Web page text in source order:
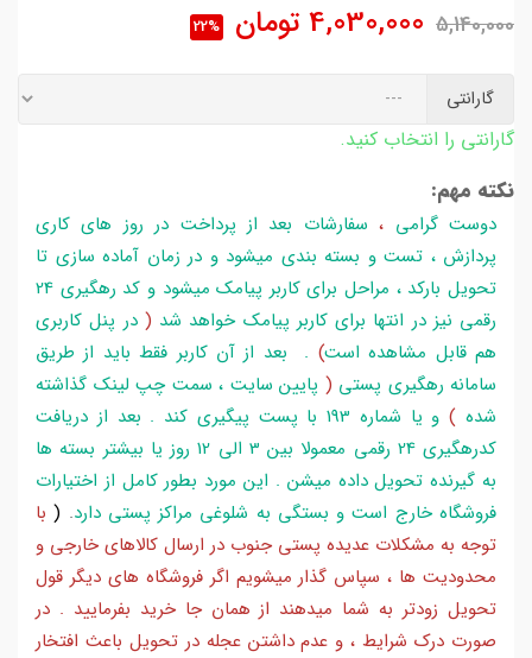
5,140,000
4,030,000 تومان 22%
گارانتی
گارانتی را انتخاب کنید.
نکته مهم:
دوست گرامی ،سفارشات بعد از پرداخت در روز های کاری
پردازش ، تست و بسته بندی میشود و در زمان آماده سازی تا
تحویل بارکد ، مراحل برای کاربر پیامک میشود و کد رهگیری 24
رقمی نیز در انتها برای کاربر پیامک خواهد شد ( در پنل کاربری
هم قابل مشاهده است) . بعد از آن کاربر فقط باید از طریق
سامانه رهگیری پستی ( پایین سایت ، سمت چپ لینک گذاشته
شده )
و یا شماره 193 با پست پیگیری کند . بعد از دریافت
کدرهگیری 24 رقمی معمولا بین 3 الی 12 روز یا بیشتر بسته ها
به گیرنده تحویل داده میشن . این مورد بطور کامل از اختیارات
فروشگاه خارج است و بستگی به شلوغی مراکز پستی دارد.
(با
توجه به مشکلات عدیده پستی جنوب در ارسال کالاهای خارجی و
محدودیت ها ، سپاس گذار میشویم اگر فروشگاه های دیگر قول
تحویل زودتر به شما میدهند از همان جا خرید بفرمایید . در
صورت درک شرایط ، و عدم داشتن عجله در تحویل باعث افتخار